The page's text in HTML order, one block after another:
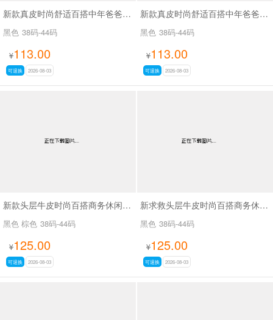
新款真皮时尚舒适百搭中年爸爸鞋SA6508
黑色 38码-44码
¥113.00
可退换 2026-08-03
新款真皮时尚舒适百搭中年爸爸鞋SA6509
黑色 38码-44码
¥113.00
可退换 2026-08-03
新款头层牛皮时尚百搭商务休闲男鞋SA8225
黑色 棕色 38码-44码
¥125.00
可退换 2026-08-03
新求救头层牛皮时尚百搭商务休闲男鞋SA8222
黑色 38码-44码
¥125.00
可退换 2026-08-03